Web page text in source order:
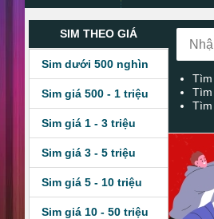
SIM THEO GIÁ
Sim dưới 500 nghìn
Sim giá 500 - 1 triệu
Sim giá 1 - 3 triệu
Sim giá 3 - 5 triệu
Sim giá 5 - 10 triệu
Sim giá 10 - 50 triệu